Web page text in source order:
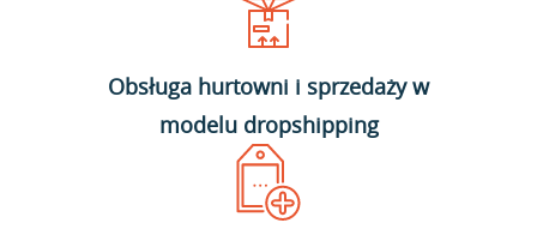
Obsługa hurtowni i sprzedaży w
modelu dropshipping